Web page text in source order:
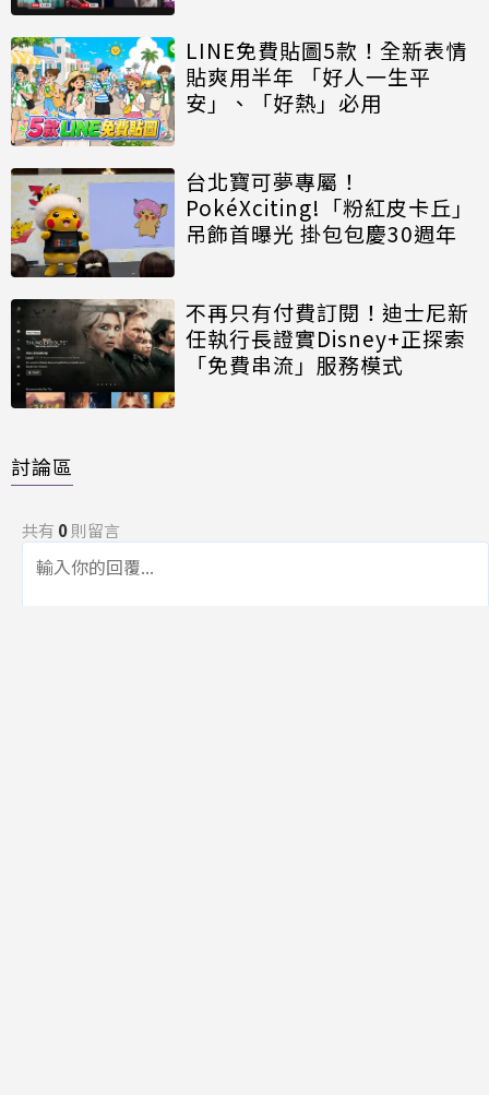
LINE免費貼圖5款！全新表情
貼爽用半年 「好人一生平
安」、「好熱」必用
台北寶可夢專屬！
PokéXciting!「粉紅皮卡丘」
吊飾首曝光 掛包包慶30週年
不再只有付費訂閱！迪士尼新
任執行長證實Disney+正探索
「免費串流」服務模式
討論區
共有 0則留言